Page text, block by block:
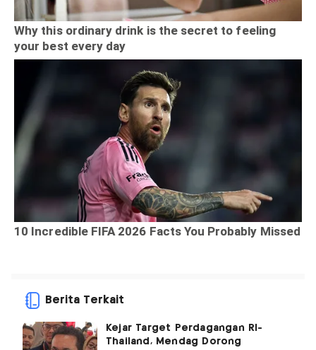
Berita Terkait
Kejar Target Perdagangan RI-
Thailand, Mendag Dorong